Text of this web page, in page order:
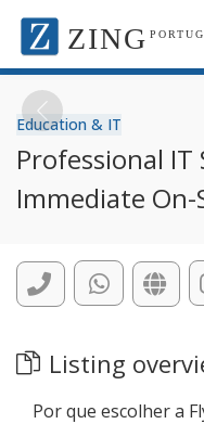
ZING
Education & IT
Professional IT
Immediate On-
Listing
Por que escolher a